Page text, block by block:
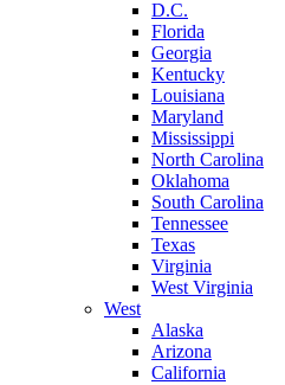
D.C.
Florida
Georgia
Kentucky
Louisiana
Maryland
Mississippi
North Carolina
Oklahoma
South Carolina
Tennessee
Texas
Virginia
West Virginia
West
Alaska
Arizona
California